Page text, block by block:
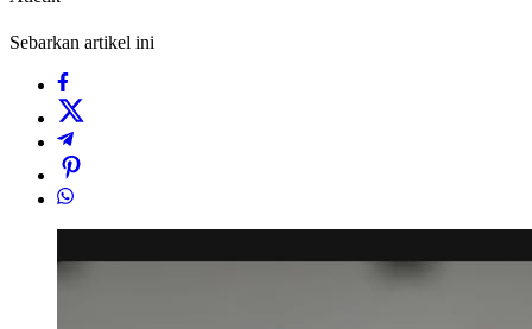
Sebarkan artikel ini